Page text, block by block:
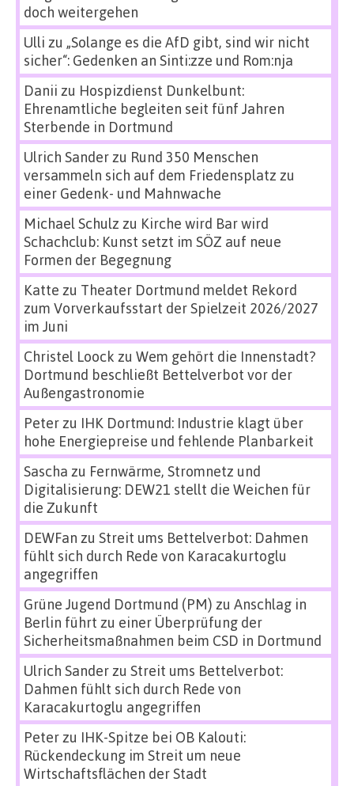
doch weitergehen
Ulli zu „Solange es die AfD gibt, sind wir nicht
sicher“: Gedenken an Sinti:zze und Rom:nja
Danii zu Hospizdienst Dunkelbunt:
Ehrenamtliche begleiten seit fünf Jahren
Sterbende in Dortmund
Ulrich Sanderzu Rund 350 Menschen
versammeln sich auf dem Friedensplatz zu
einer Gedenk- und Mahnwache
Michael Schulz zu Kirche wird Bar wird
Schachclub: Kunst setzt im SÖZ auf neue
Formen der Begegnung
Katte zu Theater Dortmund meldet Rekord
zum Vorverkaufsstart der Spielzeit 2026/2027
im Juni
Christel Loock zu Wem gehört die Innenstadt?
Dortmund beschließt Bettelverbot vor der
Außengastronomie
Peterzu IHK Dortmund: Industrie klagt über
hohe Energiepreise und fehlende Planbarkeit
Sascha zu Fernwärme, Stromnetz und
Digitalisierung: DEW21 stellt die Weichen für
die Zukunft
DEWFan zu Streit ums Bettelverbot: Dahmen
fühlt sich durch Rede von Karacakurtoglu
angegriffen
Grüne Jugend Dortmund (PM) zu Anschlag in
Berlin führt zu einer Überprüfung der
Sicherheitsmaßnahmen beim CSD in Dortmund
Ulrich Sanderzu Streit ums Bettelverbot:
Dahmen fühlt sich durch Rede von
Karacakurtoglu angegriffen
Peterzu IHK-Spitze bei OB Kalouti:
Rückendeckung im Streit um neue
Wirtschaftsflächen der Stadt